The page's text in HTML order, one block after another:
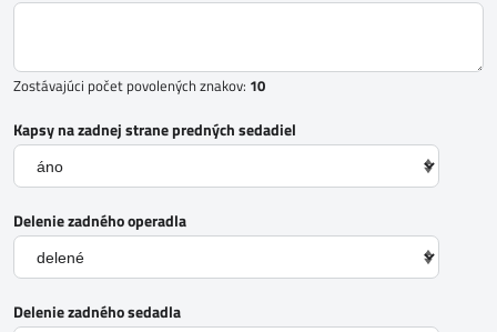
Zostávajúci počet povolených znakov: 10
Kapsy na zadnej strane predných sedadiel
Delenie zadného operadla
Delenie zadného sedadla